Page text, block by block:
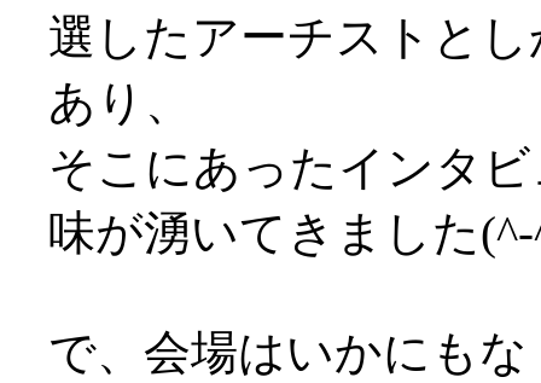
選したアーチストと
あり、
そこにあったインタ
味が湧いてきました
で、会場はいかにも